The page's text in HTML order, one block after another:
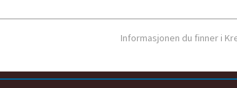
Informasjonen du finner i